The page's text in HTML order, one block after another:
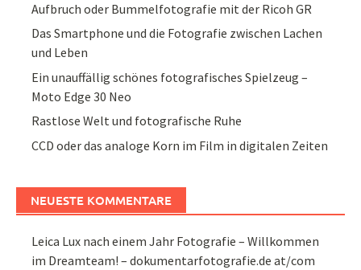
Aufbruch oder Bummelfotografie mit der Ricoh GR
Das Smartphone und die Fotografie zwischen Lachen
und Leben
Ein unauffällig schönes fotografisches Spielzeug –
Moto Edge 30 Neo
Rastlose Welt und fotografische Ruhe
CCD oder das analoge Korn im Film in digitalen Zeiten
NEUESTE KOMMENTARE
Leica Lux nach einem Jahr Fotografie – Willkommen
im Dreamteam! – dokumentarfotografie.de at/com